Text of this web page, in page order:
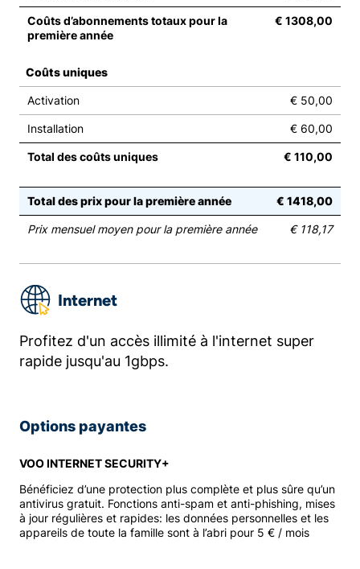
Coûts d’abonnements totaux pour la
première année
€ 1308,00
Coûts uniques
Activation € 50,00
Installation € 60,00
Total des coûts uniques € 110,00
Total des prix pour la première année € 1418,00
Prix mensuel moyen pour la première année € 118,17
Internet
Profitez d'un accès illimité à l'internet super
rapide jusqu'au 1gbps.
Options payantes
VOO INTERNET SECURITY+
Bénéficiez d’une protection plus complète et plus sûre qu’un
antivirus gratuit. Fonctions anti-spam et anti-phishing, mises
à jour régulières et rapides: les données personnelles et les
appareils de toute la famille sont à l’abri pour 5 € / mois